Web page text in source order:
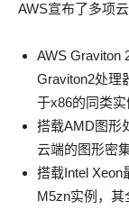
AWS宣布了多项
AWS Graviton
Graviton2处理
于x86的同类实
搭载AMD图形
云端的图形密
搭载Intel Xeon
M5zn实例，